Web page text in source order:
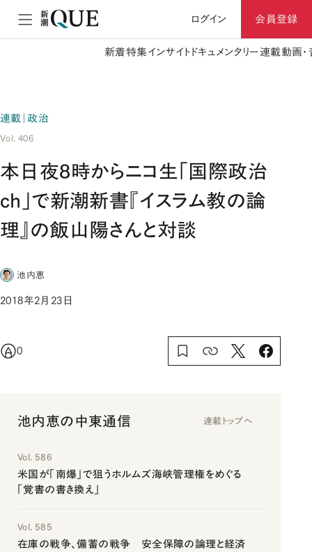
ログイン 会員登録
新着特集 インサイト ドキュメンタリー 連載動画
連載｜政治
Vol. 406
本日夜8時からニコ生「国際政治
ch」で新潮新書『イスラム教の論
理』の飯山陽さんと対談
池内恵
2018年2月23日
0
池内恵の中東通信 連載トップへ
Vol. 586
米国が「南爆」で狙うホルムズ海峡管理権をめぐる
「覚書の書き換え」
Vol. 585
在庫の戦争、備蓄の戦争 安全保障の論理と経済